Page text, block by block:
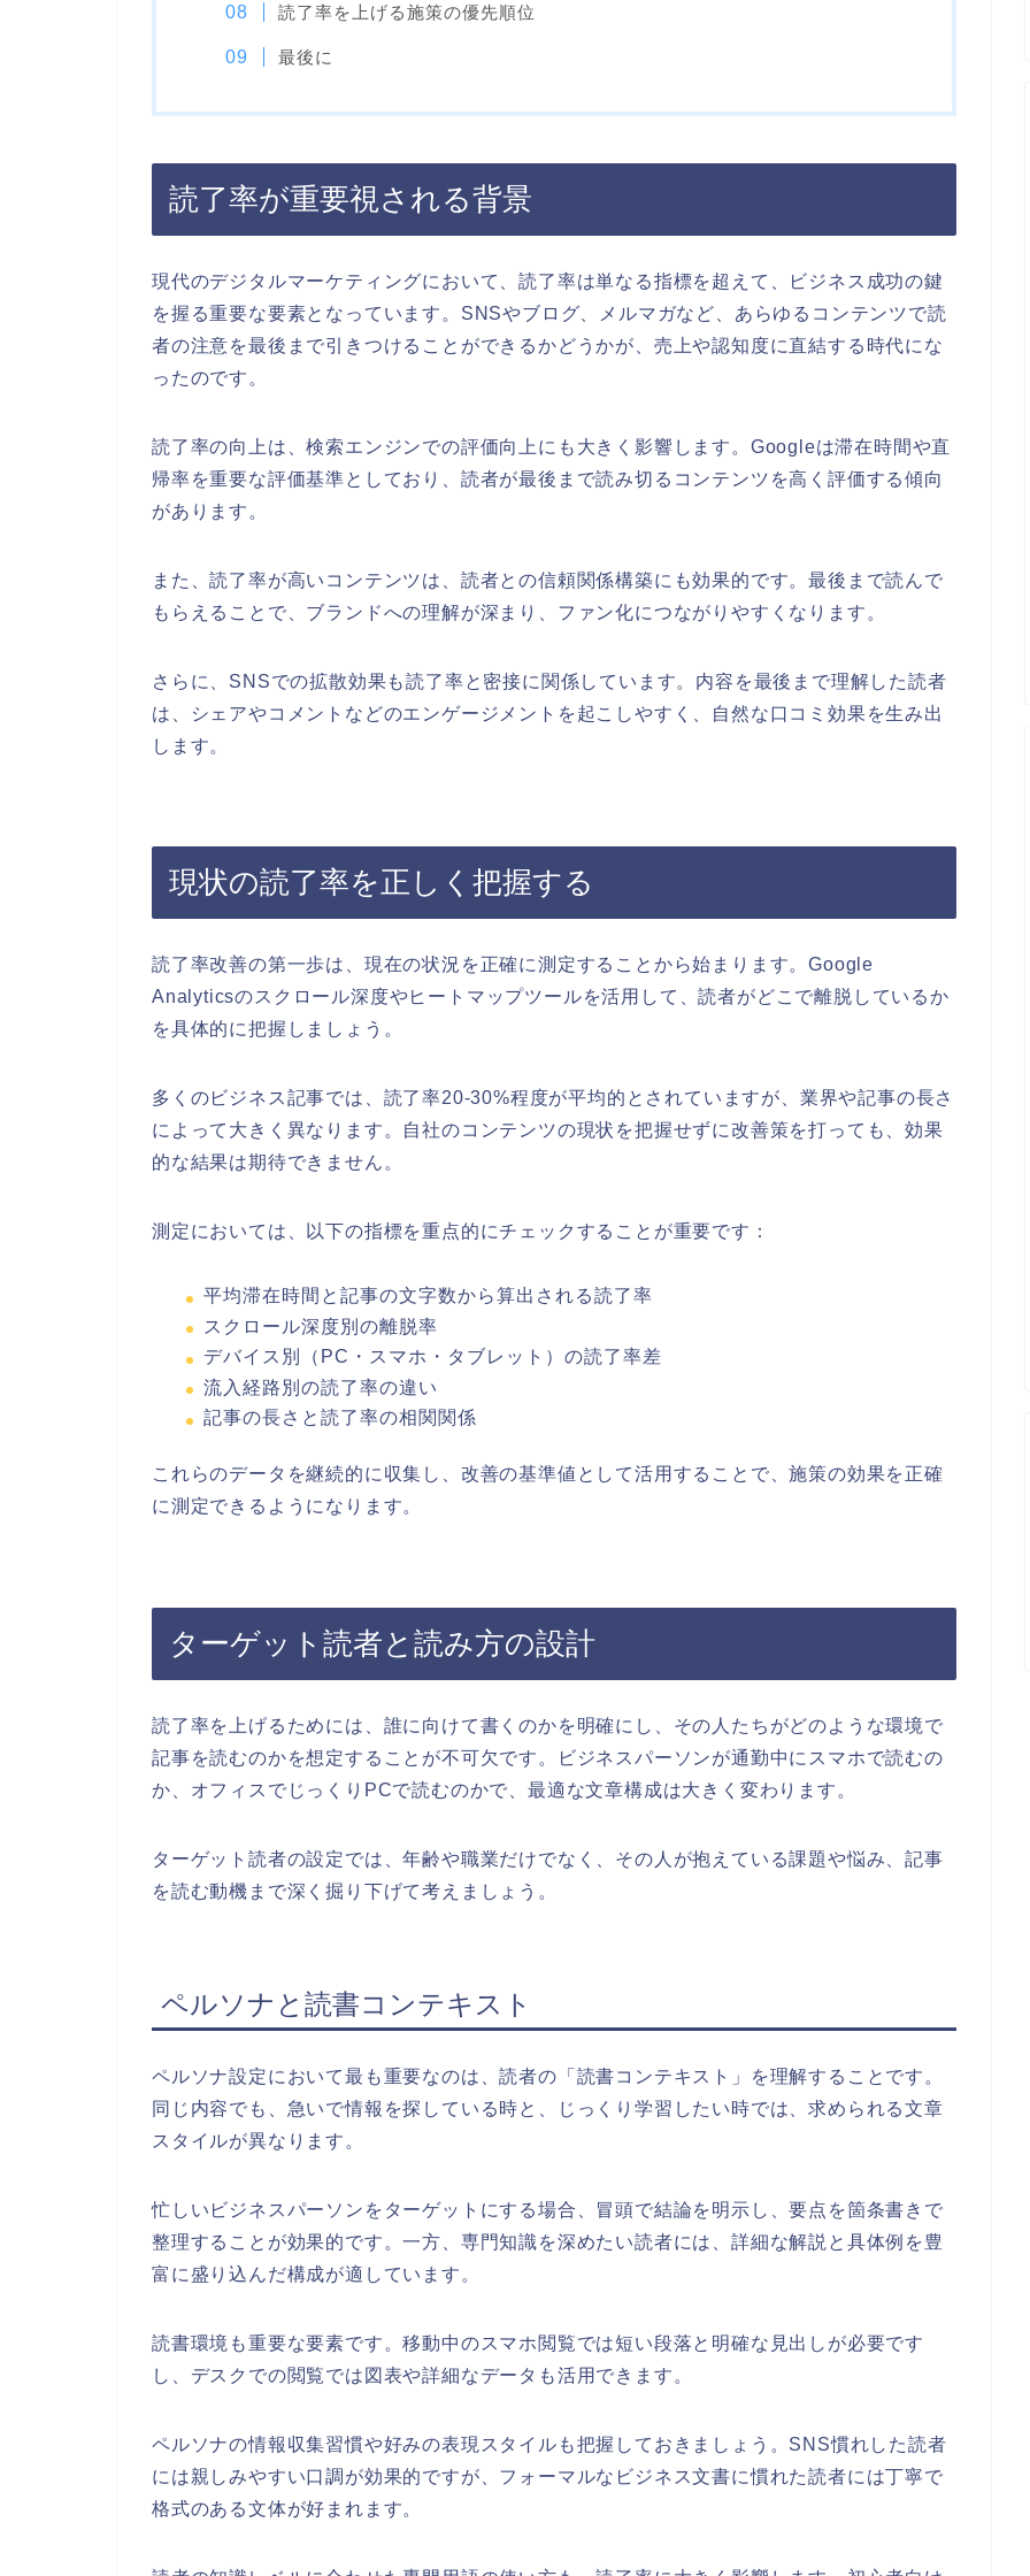
読了率を上げる施策の優先順位
最後に
読了率が重要視される背景
現代のデジタルマーケティングにおいて、読了率は単なる指標を超えて、ビジネス成功の鍵
を握る重要な要素となっています。SNSやブログ、メルマガなど、あらゆるコンテンツで読
者の注意を最後まで引きつけることができるかどうかが、売上や認知度に直結する時代にな
ったのです。
読了率の向上は、検索エンジンでの評価向上にも大きく影響します。Googleは滞在時間や直
帰率を重要な評価基準としており、読者が最後まで読み切るコンテンツを高く評価する傾向
があります。
また、読了率が高いコンテンツは、読者との信頼関係構築にも効果的です。最後まで読んで
もらえることで、ブランドへの理解が深まり、ファン化につながりやすくなります。
さらに、SNSでの拡散効果も読了率と密接に関係しています。内容を最後まで理解した読者
は、シェアやコメントなどのエンゲージメントを起こしやすく、自然な口コミ効果を生み出
します。
現状の読了率を正しく把握する
読了率改善の第一歩は、現在の状況を正確に測定することから始まります。Google
Analyticsのスクロール深度やヒートマップツールを活用して、読者がどこで離脱しているか
を具体的に把握しましょう。
多くのビジネス記事では、読了率20-30%程度が平均的とされていますが、業界や記事の長さ
によって大きく異なります。自社のコンテンツの現状を把握せずに改善策を打っても、効果
的な結果は期待できません。
測定においては、以下の指標を重点的にチェックすることが重要です：
平均滞在時間と記事の文字数から算出される読了率
スクロール深度別の離脱率
デバイス別（PC・スマホ・タブレット）の読了率差
流入経路別の読了率の違い
記事の長さと読了率の相関関係
これらのデータを継続的に収集し、改善の基準値として活用することで、施策の効果を正確
に測定できるようになります。
ターゲット読者と読み方の設計
読了率を上げるためには、誰に向けて書くのかを明確にし、その人たちがどのような環境で
記事を読むのかを想定することが不可欠です。ビジネスパーソンが通勤中にスマホで読むの
か、オフィスでじっくりPCで読むのかで、最適な文章構成は大きく変わります。
ターゲット読者の設定では、年齢や職業だけでなく、その人が抱えている課題や悩み、記事
を読む動機まで深く掘り下げて考えましょう。
ペルソナと読書コンテキスト
ペルソナ設定において最も重要なのは、読者の「読書コンテキスト」を理解することです。
同じ内容でも、急いで情報を探している時と、じっくり学習したい時では、求められる文章
スタイルが異なります。
忙しいビジネスパーソンをターゲットにする場合、冒頭で結論を明示し、要点を箇条書きで
整理することが効果的です。一方、専門知識を深めたい読者には、詳細な解説と具体例を豊
富に盛り込んだ構成が適しています。
読書環境も重要な要素です。移動中のスマホ閲覧では短い段落と明確な見出しが必要です
し、デスクでの閲覧では図表や詳細なデータも活用できます。
ペルソナの情報収集習慣や好みの表現スタイルも把握しておきましょう。SNS慣れした読者
には親しみやすい口調が効果的ですが、フォーマルなビジネス文書に慣れた読者には丁寧で
格式のある文体が好まれます。